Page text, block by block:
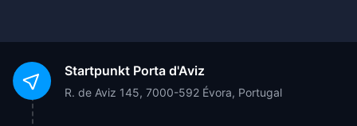
Startpunkt Porta d'Aviz
R. de Aviz 145, 7000-592 Évora, Portugal